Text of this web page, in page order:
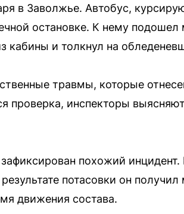
в Заволжье. Автобус,
остановке. К нему подошел
кабины и толкнул на
травмы, которые
проверка, инспекторы
похожий инцидент.
потасовки он
движения состава.